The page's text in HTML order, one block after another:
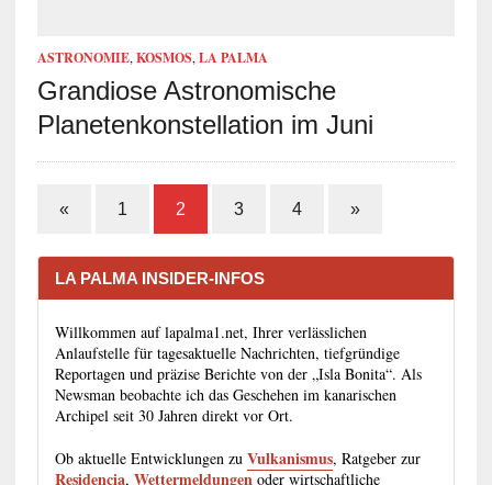
ASTRONOMIE, KOSMOS, LA PALMA
Grandiose Astronomische
Planetenkonstellation im Juni
« 1 2 3 4 »
LA PALMA INSIDER-INFOS
Willkommen auf lapalma1.net, Ihrer verlässlichen
Anlaufstelle für tagesaktuelle Nachrichten, tiefgründige
Reportagen und präzise Berichte von der „Isla Bonita“. Als
Newsman beobachte ich das Geschehen im kanarischen
Archipel seit 30 Jahren direkt vor Ort.
Ob aktuelle Entwicklungen zu Vulkanismus, Ratgeber zur
Residencia, Wettermeldungen oder wirtschaftliche